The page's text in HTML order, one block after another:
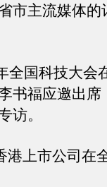
市主流媒体的
国科技大会
书福应邀出席
访。
上市公司在